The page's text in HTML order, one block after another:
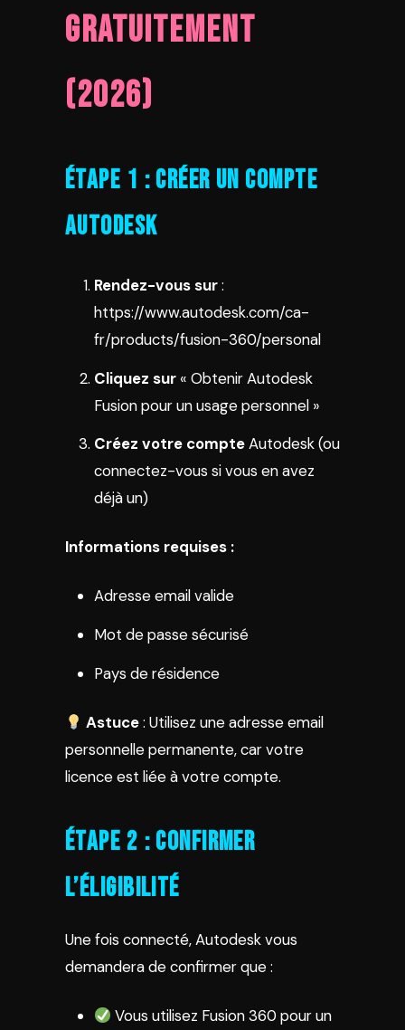
Gratuitement
(2026)
Étape 1 : Créer un Compte
Autodesk
Rendez-vous sur:
https://www.autodesk.com/ca-
fr/products/fusion-360/personal
Cliquez sur « Obtenir Autodesk
Fusion pour un usage personnel »
Créez votre compteAutodesk (ou
connectez-vous si vous en avez
déjà un)
Informations requises :
Adresse email valide
Mot de passe sécurisé
Pays de résidence
Astuce: Utilisez une adresse email
personnelle permanente, car votre
licence est liée à votre compte.
Étape 2 : Confirmer
l’Éligibilité
Une fois connecté, Autodesk vous
demandera de confirmer que :
Vous utilisez Fusion 360 pour un